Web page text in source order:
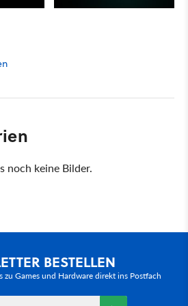
noch keine Bilder.
BESTELLEN
zu Games und Hardware direkt ins Postfach